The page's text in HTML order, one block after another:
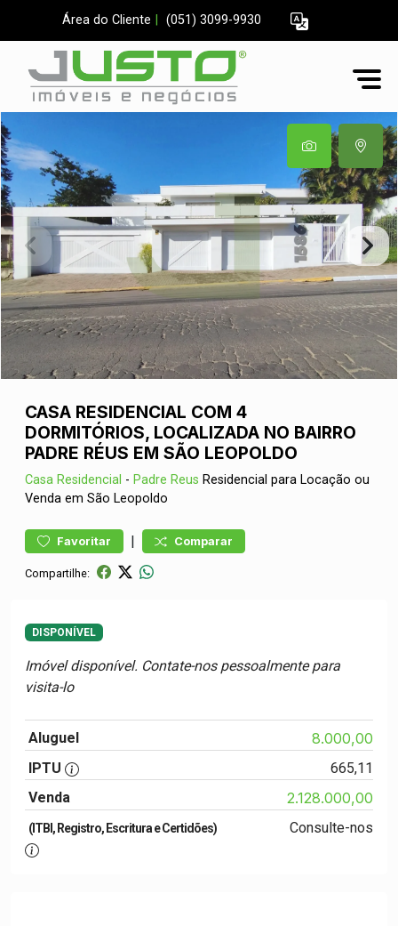
Área do Cliente (051) 3099-9930
CASA RESIDENCIAL COM 4
DORMITÓRIOS, LOCALIZADA NO BAIRRO
PADRE RÉUS EM SÃO LEOPOLDO
Casa Residencial - Padre Reus Residencial para Locação ou
Venda em São Leopoldo
Favoritar | Comparar
Compartilhe:
DISPONÍVEL
Imóvel disponível. Contate-nos pessoalmente para
visita-lo
Aluguel 8.000,00
IPTU
665,11
Venda
2.128.000,00
(ITBI, Registro, Escritura e Certidões) Consulte-nos